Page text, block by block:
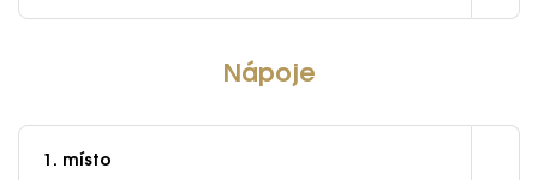
Nápoje
1. místo